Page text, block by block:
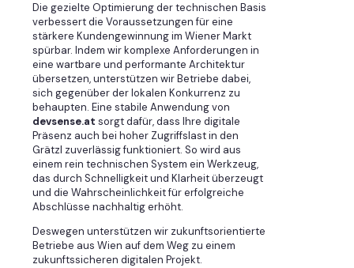
Die gezielte Optimierung der technischen Basis
verbessert die Voraussetzungen für eine
stärkere Kundengewinnung im Wiener Markt
spürbar. Indem wir komplexe Anforderungen in
eine wartbare und performante Architektur
übersetzen, unterstützen wir Betriebe dabei,
sich gegenüber der lokalen Konkurrenz zu
behaupten. Eine stabile Anwendung von
devsense.at sorgt dafür, dass Ihre digitale
Präsenz auch bei hoher Zugriffslast in den
Grätzl zuverlässig funktioniert. So wird aus
einem rein technischen System ein Werkzeug,
das durch Schnelligkeit und Klarheit überzeugt
und die Wahrscheinlichkeit für erfolgreiche
Abschlüsse nachhaltig erhöht.
Deswegen unterstützen wir zukunftsorientierte
Betriebe aus Wien auf dem Weg zu einem
zukunftssicheren digitalen Projekt.